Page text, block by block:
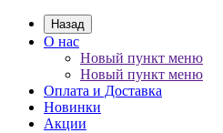
Назад
О нас
Новый пункт меню
Новый пункт меню
Оплата и Доставка
Новинки
Акции